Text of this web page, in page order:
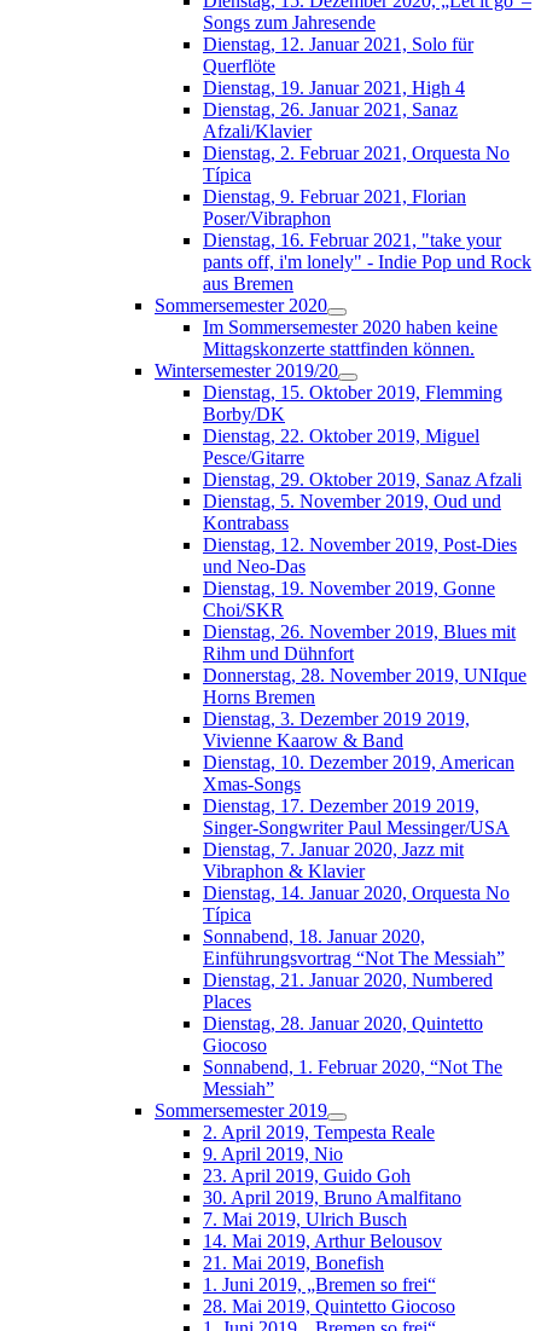
Songs zum Jahresende
Dienstag, 12. Januar 2021, Solo für
Querflöte
Dienstag, 19. Januar 2021, High 4
Dienstag, 26. Januar 2021, Sanaz
Afzali/Klavier
Dienstag, 2. Februar 2021, Orquesta No
Típica
Dienstag, 9. Februar 2021, Florian
Poser/Vibraphon
Dienstag, 16. Februar 2021, "take your
pants off, i'm lonely" - Indie Pop und Rock
aus Bremen
Sommersemester 2020
Im Sommersemester 2020 haben keine
Mittagskonzerte stattfinden können.
Wintersemester 2019/20
Dienstag, 15. Oktober 2019, Flemming
Borby/DK
Dienstag, 22. Oktober 2019, Miguel
Pesce/Gitarre
Dienstag, 29. Oktober 2019, Sanaz Afzali
Dienstag, 5. November 2019, Oud und
Kontrabass
Dienstag, 12. November 2019, Post-Dies
und Neo-Das
Dienstag, 19. November 2019, Gonne
Choi/SKR
Dienstag, 26. November 2019, Blues mit
Rihm und Dühnfort
Donnerstag, 28. November 2019, UNIque
Horns Bremen
Dienstag, 3. Dezember 2019 2019,
Vivienne Kaarow & Band
Dienstag, 10. Dezember 2019, American
Xmas-Songs
Dienstag, 17. Dezember 2019 2019,
Singer-Songwriter Paul Messinger/USA
Dienstag, 7. Januar 2020, Jazz mit
Vibraphon & Klavier
Dienstag, 14. Januar 2020, Orquesta No
Típica
Sonnabend, 18. Januar 2020,
Einführungsvortrag “Not The Messiah”
Dienstag, 21. Januar 2020, Numbered
Places
Dienstag, 28. Januar 2020, Quintetto
Giocoso
Sonnabend, 1. Februar 2020, “Not The
Messiah”
Sommersemester 2019
2. April 2019, Tempesta Reale
9. April 2019, Nio
23. April 2019, Guido Goh
30. April 2019, Bruno Amalfitano
7. Mai 2019, Ulrich Busch
14. Mai 2019, Arthur Belousov
21. Mai 2019, Bonefish
1. Juni 2019, „Bremen so frei“
28. Mai 2019, Quintetto Giocoso